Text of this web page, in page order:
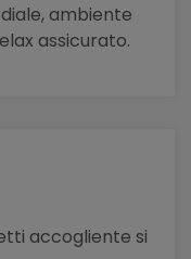
ambiente
assicurato.
accogliente si